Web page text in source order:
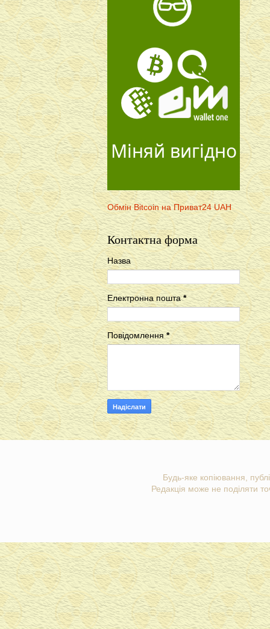
Міняй вигідно
Обмін Bitcoin на Приват24 UAH
Контактна форма
Назва
Електронна пошта*
Повідомлення*
Будь-яке копіювання,
Редакція може не поділяти